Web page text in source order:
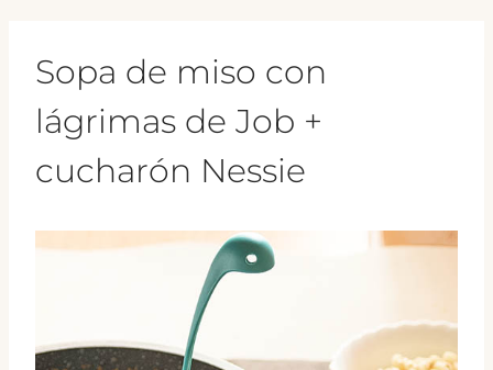
Sopa de miso con
lágrimas de Job +
cucharón Nessie